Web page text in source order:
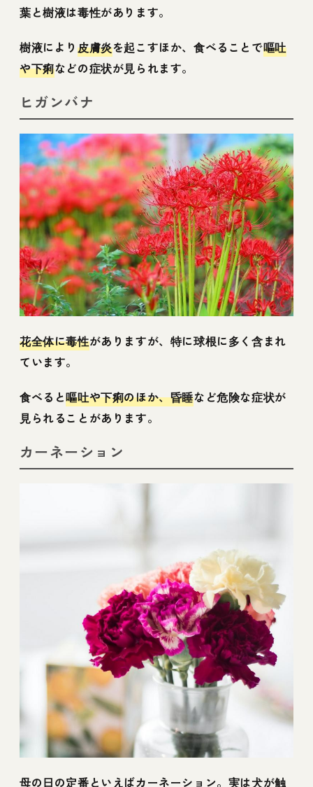
葉と樹液は毒性があります。
樹液により 皮膚炎を起こすほか、食べることで嘔吐
や下痢などの症状が見られます。
ヒガンバナ
花全体に毒性がありますが、特に球根に多く含まれ
ています。
食べると嘔吐や下痢のほか、昏睡など危険な症状が
見られることがあります。
カーネーション
母の日の定番といえばカーネーション。実は犬が触